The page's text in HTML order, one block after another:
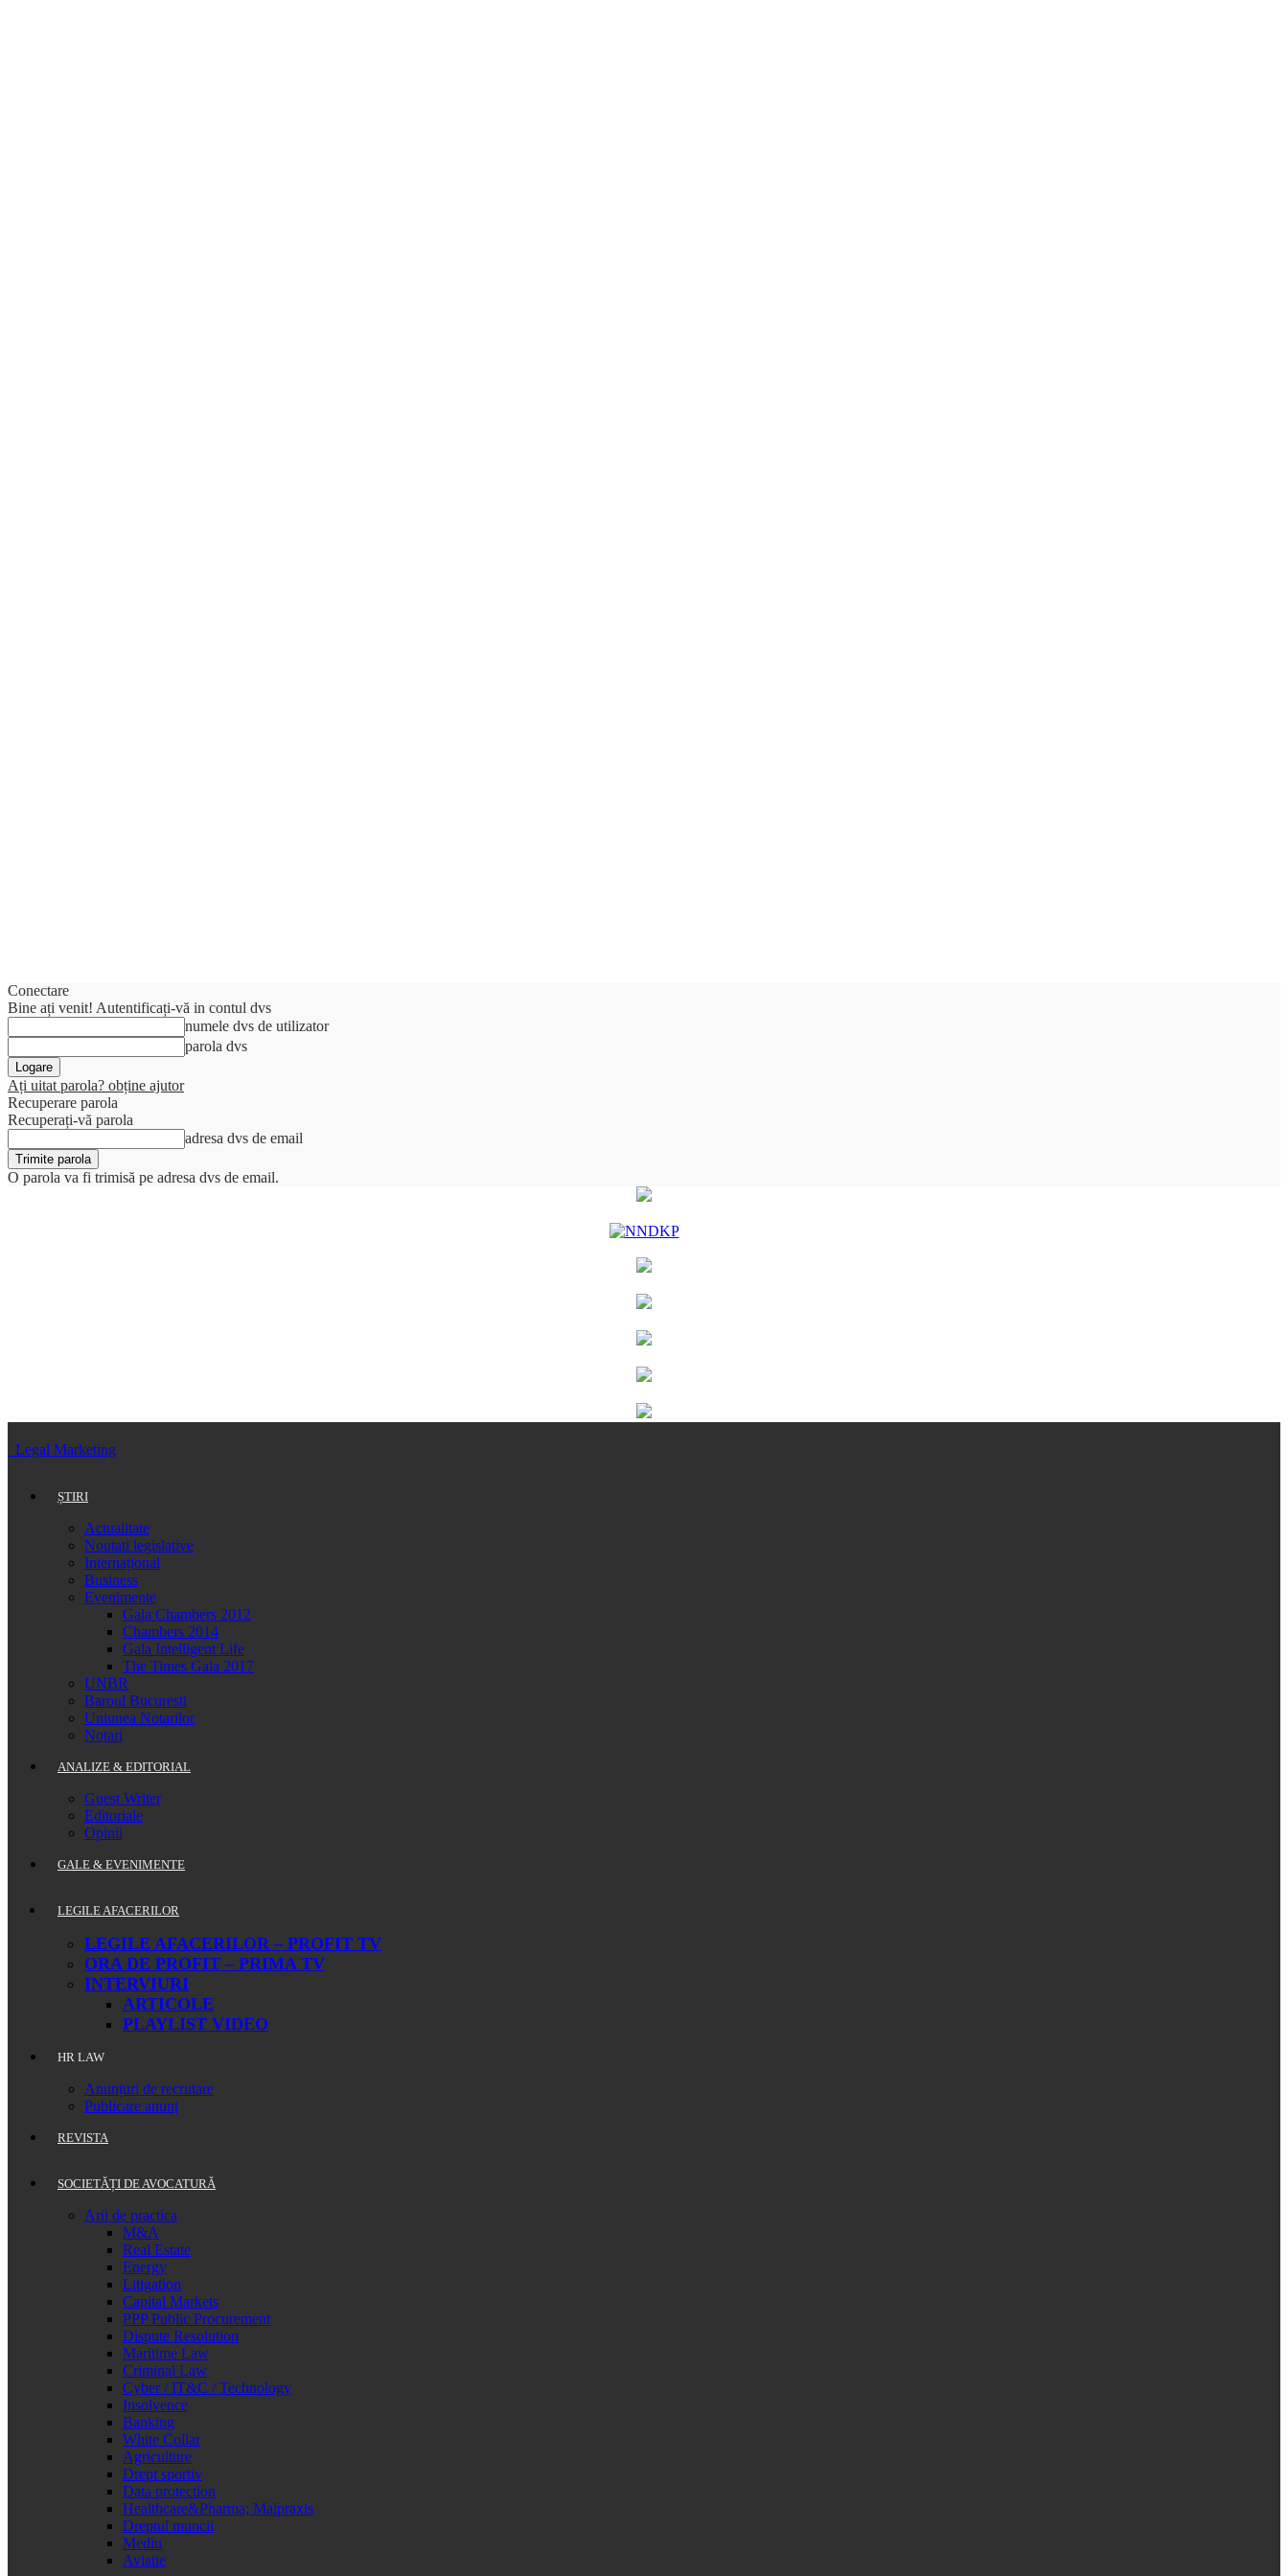
Conectare
Bine ați venit! Autentificați-vă in contul dvs
numele dvs de utilizator
parola dvs
Ați uitat parola? obține ajutor
Recuperare parola
Recuperați-vă parola
adresa dvs de email
O parola va fi trimisă pe adresa dvs de email.
Legal Marketing
ȘTIRI
Actualitate
Noutati legislative
Internațional
Business
Evenimente
Gala Chambers 2012
Chambers 2014
Gala Intelligent Life
The Times Gala 2017
UNBR
Baroul Bucuresti
Uniunea Notarilor
Notari
ANALIZE & EDITORIAL
Guest Writer
Editoriale
Opinii
GALE & EVENIMENTE
LEGILE AFACERILOR
LEGILE AFACERILOR – PROFIT TV
ORA DE PROFIT – PRIMA TV
INTERVIURI
ARTICOLE
PLAYLIST VIDEO
HR LAW
Anunțuri de recrutare
Publicare anunț
REVISTA
SOCIETĂȚI DE AVOCATURĂ
Arii de practica
M&A
Real Estate
Energy
Litigation
Capital Markets
PPP Public Procurement
Dispute Resolution
Maritime Law
Criminal Law
Cyber / IT&C / Technology
Insolvence
Banking
White Collar
Agriculture
Drept sportiv
Data protection
Healthcare&Pharma; Malpraxis
Dreptul muncii
Mediu
Aviatie